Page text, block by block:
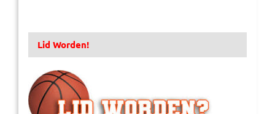
Lid Worden!